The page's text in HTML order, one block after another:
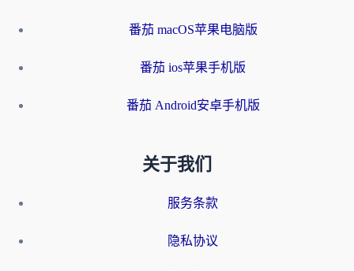
番茄 macOS苹果电脑版
番茄 ios苹果手机版
番茄 Android安卓手机版
关于我们
服务条款
隐私协议